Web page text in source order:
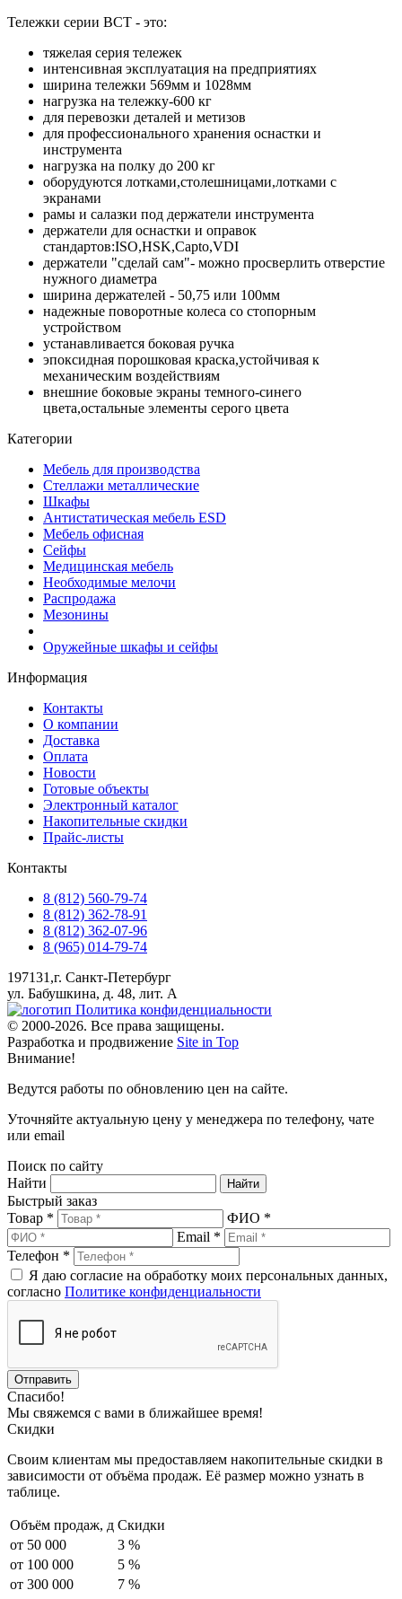
Тележки серии ВСТ - это:
тяжелая серия тележек
интенсивная эксплуатация на предприятиях
ширина тележки 569мм и 1028мм
нагрузка на тележку-600 кг
для перевозки деталей и метизов
для профессионального хранения оснастки и
инструмента
нагрузка на полку до 200 кг
оборудуются лотками,столешницами,лотками с
экранами
рамы и салазки под держатели инструмента
держатели для оснастки и оправок
стандартов:ISO,HSK,Capto,VDI
держатели "сделай сам"- можно просверлить отверстие
нужного диаметра
ширина держателей - 50,75 или 100мм
надежные поворотные колеса со стопорным
устройством
устанавливается боковая ручка
эпоксидная порошковая краска,устойчивая к
механическим воздействиям
внешние боковые экраны темного-синего
цвета,остальные элементы серого цвета
Категории
Мебель для производства
Стеллажи металлические
Шкафы
Антистатическая мебель ESD
Мебель офисная
Сейфы
Медицинская мебель
Необходимые мелочи
Распродажа
Мезонины
Оружейные шкафы и сейфы
Информация
Контакты
О компании
Доставка
Оплата
Новости
Готовые объекты
Электронный каталог
Накопительные скидки
Прайс-листы
Контакты
8 (812) 560-79-74
8 (812) 362-78-91
8 (812) 362-07-96
8 (965) 014-79-74
197131,г. Санкт-Петербург
ул. Бабушкина, д. 48, лит. А
Политика конфиденциальности
© 2000-2026. Все права защищены.
Разработка и продвижение Site in Top
Внимание!
Ведутся работы по обновлению цен на сайте.
Уточняйте актуальную цену у менеджера по телефону, чате
или email
Поиск по сайту
Найти
Быстрый заказ
Товар *
ФИО *
Email *
Телефон *
Я даю согласие на обработку моих персональных данных,
согласно Политике конфиденциальности
Спасибо!
Мы свяжемся с вами в ближайшее время!
Скидки
Своим клиентам мы предоставляем накопительные скидки в
зависимости от объёма продаж. Её размер можно узнать в
таблице.
Объём продаж, д Скидки
от 50 000
3 %
от 100 000
5 %
от 300 000
7 %